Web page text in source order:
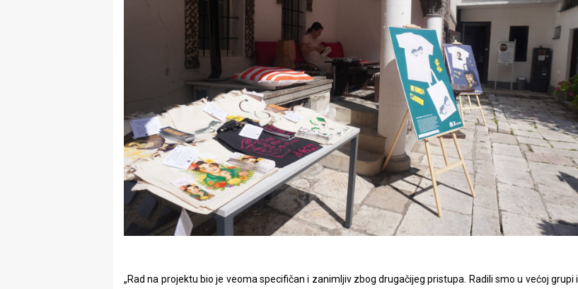
„Rad na projektu bio je veoma specifičan i zanimljiv zbog drugačijeg pristupa. Radili smo u većoj grupi i